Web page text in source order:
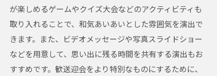
が楽しめるゲームやクイズ大会などのアクティビティも
取り入れることで、和気あいあいとした雰囲気を演出で
きます。また、ビデオメッセージや写真スライドショー
などを用意して、思い出に残る時間を共有する演出もお
すすめです。歓送迎会をより特別なものにするために、